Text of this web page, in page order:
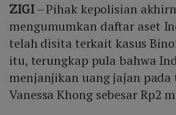
ZIGI– Pihak kepolisian
mengumumkan daftar aset
telah disita terkait kasus
itu, terungkap pula bahwa
menjanjikan uang jajan pada
Vanessa Khong sebesar Rp2